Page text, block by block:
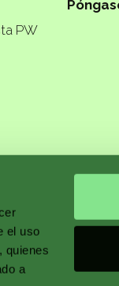
el uso
quienes
a
PW